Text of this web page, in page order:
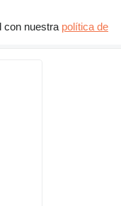
con nuestra política de